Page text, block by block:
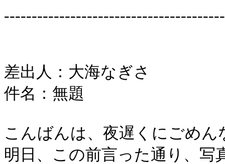
差出人：大海なぎさ
件名：無題
こんばんは、夜遅くにごめん
明日、この前言った通り、